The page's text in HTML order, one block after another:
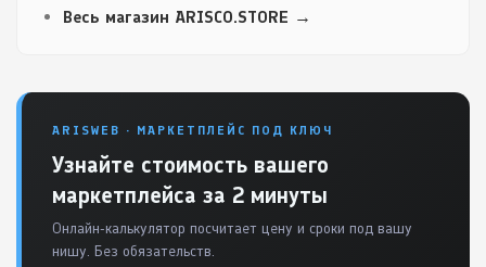
Весь магазин ARISCO.STORE →
ARISWEB · МАРКЕТПЛЕЙС ПОД КЛЮЧ
Узнайте стоимость вашего
маркетплейса за 2 минуты
Онлайн-калькулятор посчитает цену и сроки под вашу
нишу. Без обязательств.